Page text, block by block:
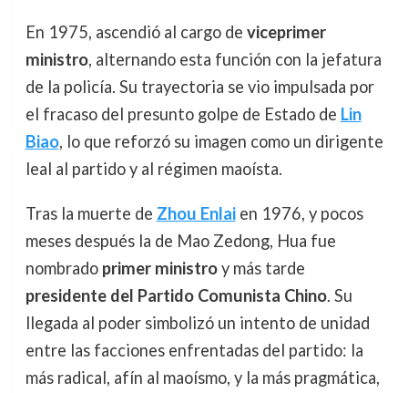
En 1975, ascendió al cargo de viceprimer
ministro, alternando esta función con la jefatura
de la policía. Su trayectoria se vio impulsada por
el fracaso del presunto golpe de Estado de Lin
Biao, lo que reforzó su imagen como un dirigente
leal al partido y al régimen maoísta.
Tras la muerte de Zhou Enlaien 1976, y pocos
meses después la de Mao Zedong, Hua fue
nombrado primer ministroy más tarde
presidente del Partido Comunista Chino. Su
llegada al poder simbolizó un intento de unidad
entre las facciones enfrentadas del partido: la
más radical, afín al maoísmo, y la más pragmática,